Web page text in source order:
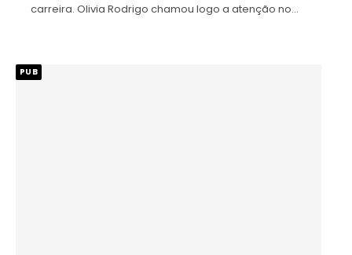
carreira. Olivia Rodrigo chamou logo a atenção no…
PUB